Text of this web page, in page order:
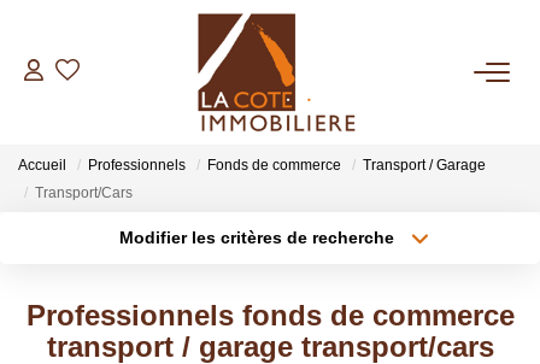
ACHETER
ESTIMER
Accueil Professionnels Fonds de commerce
Transport / Garage
Transport/Cars
Modifier les critères de recherche
Sélectionnez...
Type de bien
Surface min
Professionnels fonds de commerce
transport / garage transport/cars